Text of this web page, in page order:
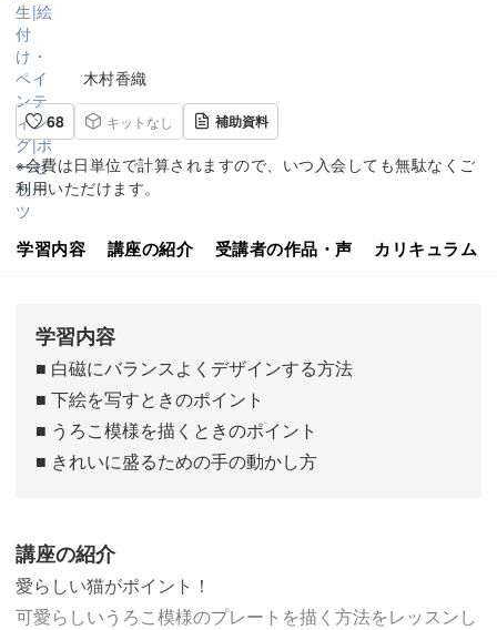
木村香織
68
キットなし 補助資料
※会費は日単位で計算されますので、いつ入会しても無駄なくご
利用いただけます。
学習内容 講座の紹介 受講者の作品・声 カリキュラム
学習内容
■ 白磁にバランスよくデザインする方法
■ 下絵を写すときのポイント
■ うろこ模様を描くときのポイント
■ きれいに盛るための手の動かし方
講座の紹介
愛らしい猫がポイント！
可愛らしいうろこ模様のプレートを描く方法をレッスンし